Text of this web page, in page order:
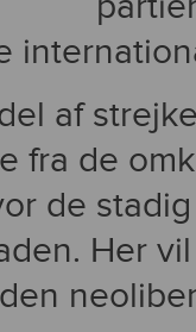
af
fra de
de
Her